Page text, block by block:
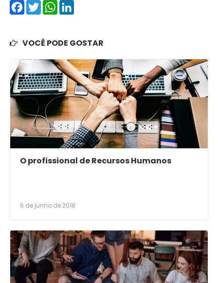
FacebookTwitterWhatsApp
VOCÊ PODE GOSTAR
O profissional de Recursos Humanos
6 de junho de 2018